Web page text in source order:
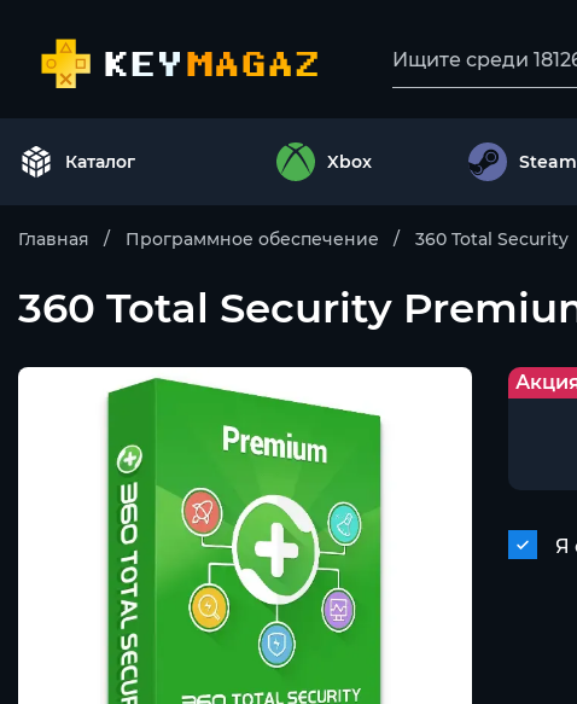
Каталог Xbox Steam
Главная Программное обеспечение 360 Total Security
360 Total Security
Я